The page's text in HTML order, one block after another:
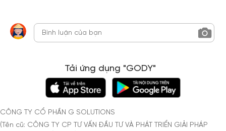
Tải ứng dụng "GODY"
CÔNG TY CỔ PHẦN G SOLUTIONS
(Tên cũ: CÔNG TY CP TƯ VẤN ĐẦU TƯ VÀ PHÁT TRIỂN GIẢI PHÁP